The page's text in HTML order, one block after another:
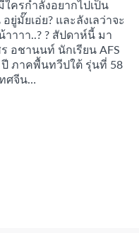
ใครกำลังอยากไปเป็น
ยู่มั๊ยเอ่ย? และลังเลว่าจะ
าาา..? ? สัปดาห์นี้ มา
อชานนท์ นักเรียน AFS
ภาคพื้นทวีปใต้ รุ่นที่ 58
ศจีน…